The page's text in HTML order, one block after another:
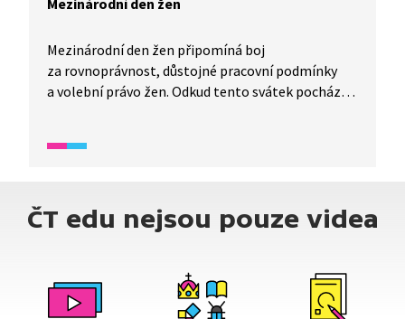
Mezinárodní den žen
Mezinárodní den žen připomíná boj
za rovnoprávnost, důstojné pracovní podmínky
a volební právo žen. Odkud tento svátek pochází?
souvislosti vzniku MDŽ, ale i to, že i dnes jsou
ČT edu nejsou pouze videa